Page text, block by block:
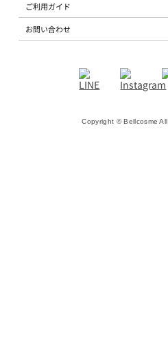
ご利用ガイド
お問い合わせ
Copyright © Bellcosme